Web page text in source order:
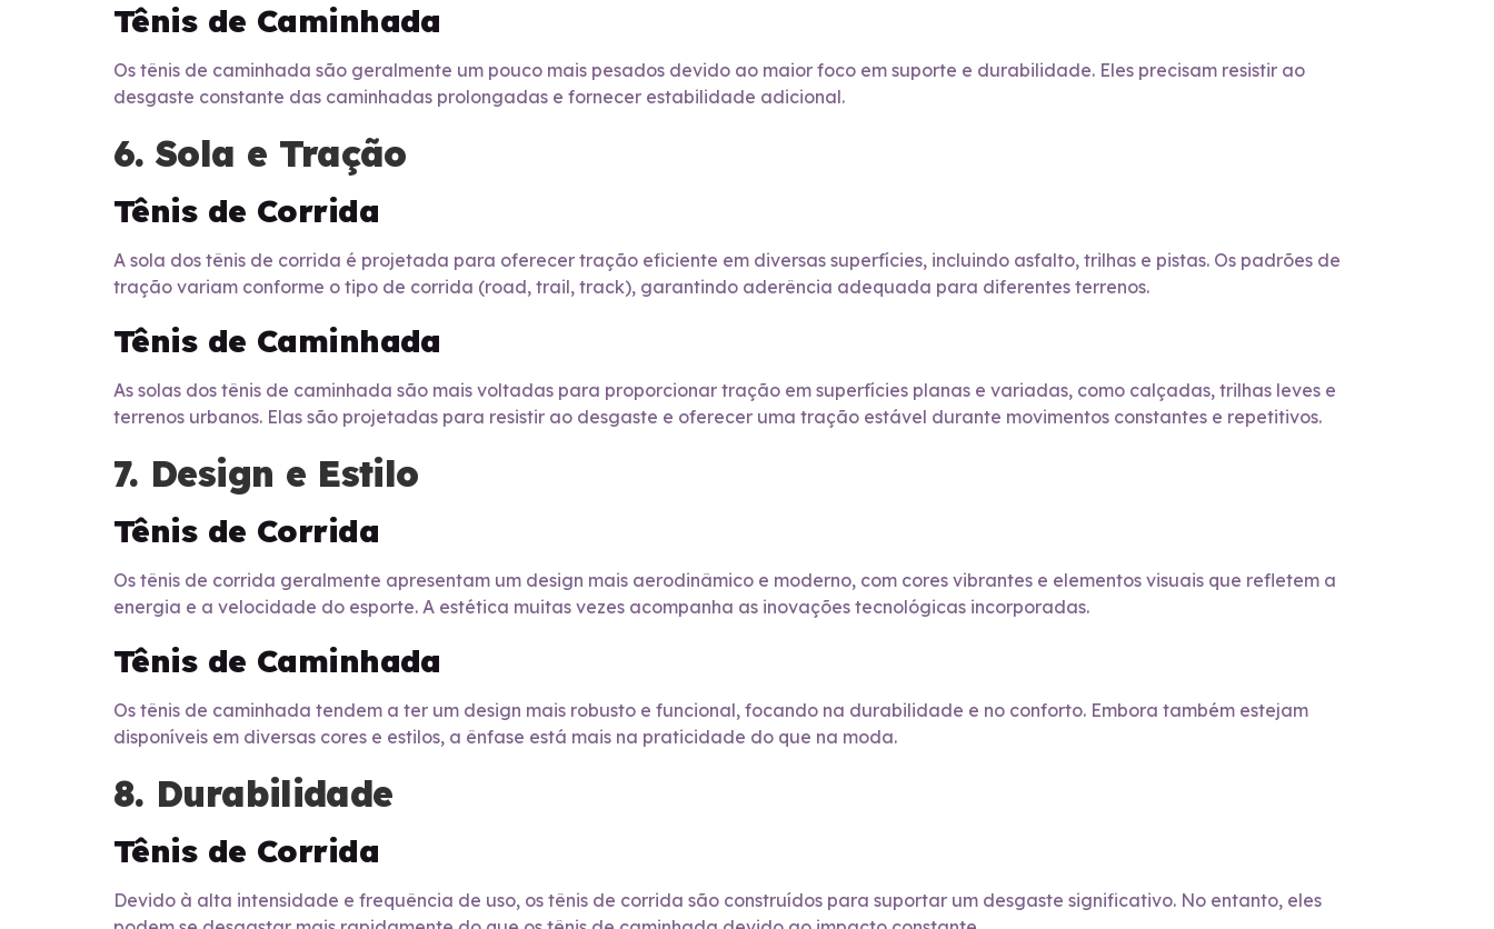
Tênis de Caminhada
Os tênis de caminhada são geralmente um pouco mais pesados devido ao maior foco em suporte e durabilidade. Eles precisam resistir ao
desgaste constante das caminhadas prolongadas e fornecer estabilidade adicional.
6. Sola e Tração
Tênis de Corrida
A sola dos tênis de corrida é projetada para oferecer tração eficiente em diversas superfícies, incluindo asfalto, trilhas e pistas. Os padrões de
tração variam conforme o tipo de corrida (road, trail, track), garantindo aderência adequada para diferentes terrenos.
Tênis de Caminhada
As solas dos tênis de caminhada são mais voltadas para proporcionar tração em superfícies planas e variadas, como calçadas, trilhas leves e
terrenos urbanos. Elas são projetadas para resistir ao desgaste e oferecer uma tração estável durante movimentos constantes e repetitivos.
7. Design e Estilo
Tênis de Corrida
Os tênis de corrida geralmente apresentam um design mais aerodinâmico e moderno, com cores vibrantes e elementos visuais que refletem a
energia e a velocidade do esporte. A estética muitas vezes acompanha as inovações tecnológicas incorporadas.
Tênis de Caminhada
Os tênis de caminhada tendem a ter um design mais robusto e funcional, focando na durabilidade e no conforto. Embora também estejam
disponíveis em diversas cores e estilos, a ênfase está mais na praticidade do que na moda.
8. Durabilidade
Tênis de Corrida
Devido à alta intensidade e frequência de uso, os tênis de corrida são construídos para suportar um desgaste significativo. No entanto, eles